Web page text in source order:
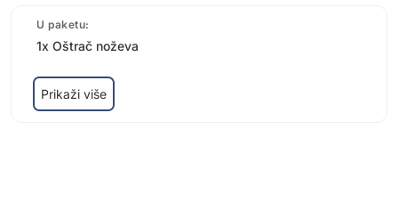
U paketu:
1x Oštrač noževa
Prikaži više